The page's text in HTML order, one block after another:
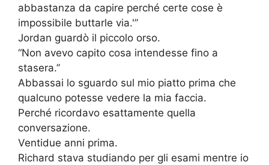
abbastanza da capire perché certe cose è
impossibile buttarle via.'”
Jordan guardò il piccolo orso.
“Non avevo capito cosa intendesse fino a
stasera.”
Abbassai lo sguardo sul mio piatto prima che
qualcuno potesse vedere la mia faccia.
Perché ricordavo esattamente quella
conversazione.
Ventidue anni prima.
Richard stava studiando per gli esami mentre io